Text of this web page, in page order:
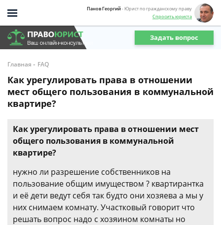
Панов Георгий- Юрист по гражданскому праву
Спросить юриста
Задать вопрос
Главная - FAQ
Как урегулировать права в отношении
мест общего пользования в коммунальной
квартире?
Как урегулировать права в отношении мест
общего пользования в коммунальной
квартире?
нужно ли разрешение собственников на
пользование общим имуществом ? квартирантка
и её дети ведут себя так будто они хозяева а мы у
них снимаем комнату. Участковый говорит что
решать вопрос надо с хозяином комнаты но